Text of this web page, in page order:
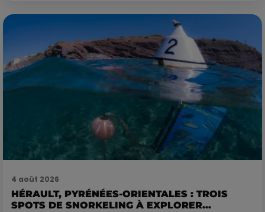
4 août 2026
HÉRAULT, PYRÉNÉES-ORIENTALES : TROIS
SPOTS DE SNORKELING À EXPLORER...